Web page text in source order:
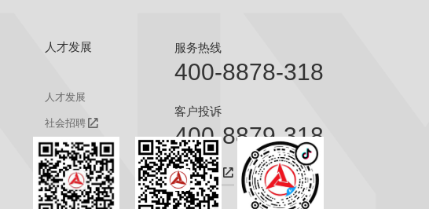
人才发展
人才发展
社会招聘
校园招聘
服务热线
400-8878-318
客户投诉
400-8879-318
咨询热线